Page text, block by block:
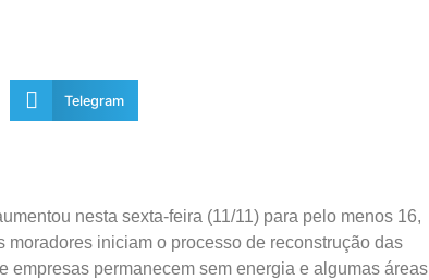
Telegram
nesta sexta-feira (11/11) para pelo menos 16,
moradores iniciam o processo de reconstrução das
permanecem sem energia e algumas áreas